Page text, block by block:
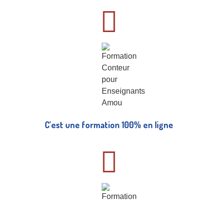
C’est une formation 100% en ligne